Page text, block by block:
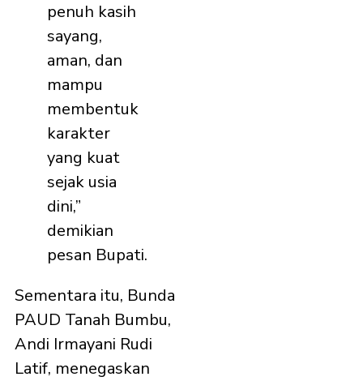
penuh kasih
sayang,
aman, dan
mampu
membentuk
karakter
yang kuat
sejak usia
dini,”
demikian
pesan Bupati.
Sementara itu, Bunda
PAUD Tanah Bumbu,
Andi Irmayani Rudi
Latif, menegaskan